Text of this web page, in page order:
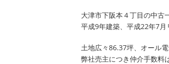
大津市下阪本４丁目の中古
平成9年建築、平成22年7
土地広々86.37坪、オール
弊社売主につき仲介手数料